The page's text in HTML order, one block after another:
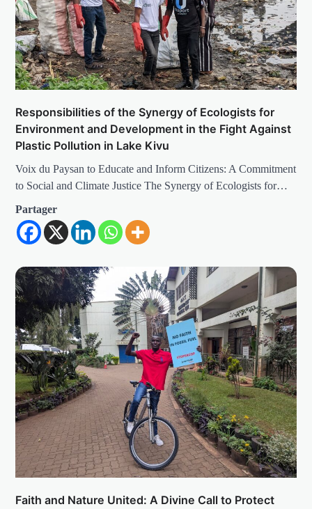
Responsibilities of the Synergy of Ecologists for
Environment and Development in the Fight Against
Plastic Pollution in Lake Kivu
Voix du Paysan to Educate and Inform Citizens: A Commitment
to Social and Climate Justice The Synergy of Ecologists for…
Partager
Faith and Nature United: A Divine Call to Protect